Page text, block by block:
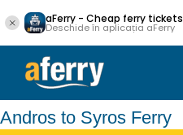
aFerry - Cheap ferry tickets
Deschide în aplicația aFerry
Andros to Syros Ferry